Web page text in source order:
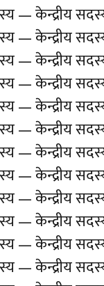
— केन्द्रीय
— केन्द्रीय
— केन्द्रीय
— केन्द्रीय
— केन्द्रीय
— केन्द्रीय
— केन्द्रीय
— केन्द्रीय
— केन्द्रीय
— केन्द्रीय
— केन्द्रीय
— केन्द्रीय